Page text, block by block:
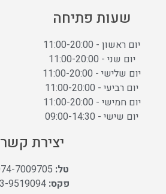
שעות פתיחה
יום ראשון - 11:00-20:00
יום שני - 11:00-20:00
יום שלישי - 11:00-20:00
יום רביעי - 11:00-20:00
יום חמישי - 11:00-20:00
יום שישי - 09:00-14:30
יצירת קשר
טל:
פקס: